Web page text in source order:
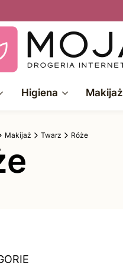
Higiena Makijaż
Makijaż Twarz Róże